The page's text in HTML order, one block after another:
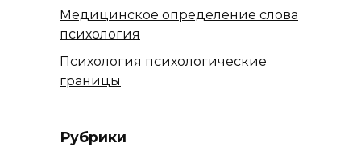
Медицинское определение слова
психология
Психология психологические
границы
Рубрики